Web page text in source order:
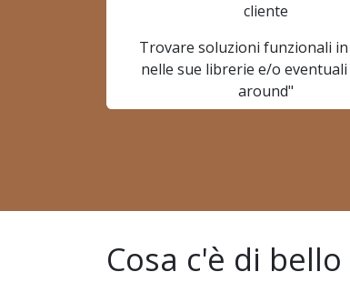
cliente
Trovare soluzioni funzionali in
nelle sue librerie e/o
around"
Cosa c'è di